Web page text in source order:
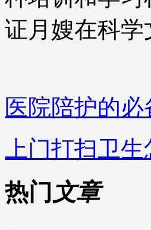
证月嫂在科
医院陪护的
上门打扫卫
热门 文章